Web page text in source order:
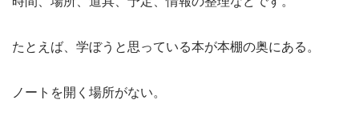
たとえば、学ぼうと思っている本が本棚の奥にある。
ノートを開く場所がない。